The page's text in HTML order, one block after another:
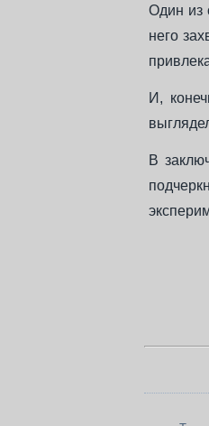
Один из
него
И,
В